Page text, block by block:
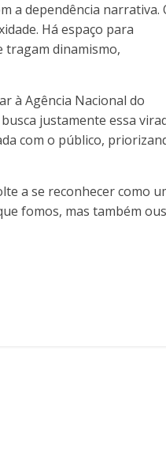
a dependência narrativa.
Há espaço para
tragam dinamismo,
à Agência Nacional do
justamente essa
com o público,
a se reconhecer como
fomos, mas também